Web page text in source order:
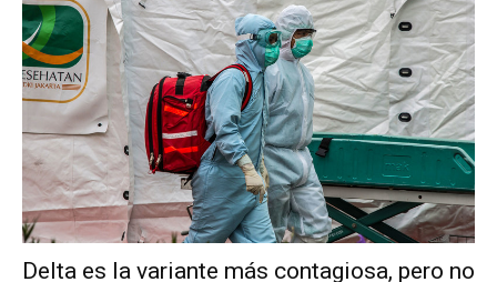
Delta es la variante más contagiosa, pero no